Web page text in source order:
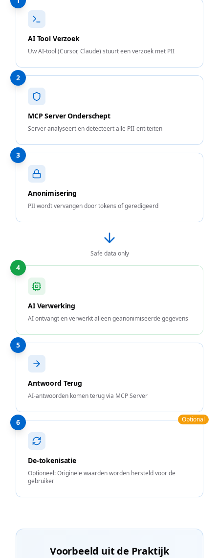
AI Tool Verzoek
Uw AI-tool (Cursor, Claude) stuurt een verzoek met PII
2
MCP Server Onderschept
Server analyseert en detecteert alle PII-entiteiten
3
Anonimisering
PII wordt vervangen door tokens of geredigeerd
Safe data only
4
AI Verwerking
AI ontvangt en verwerkt alleen geanonimiseerde gegevens
5
Antwoord Terug
AI-antwoorden komen terug via MCP Server
6 Optional
De-tokenisatie
Optioneel: Originele waarden worden hersteld voor de
gebruiker
Voorbeeld uit de Praktijk